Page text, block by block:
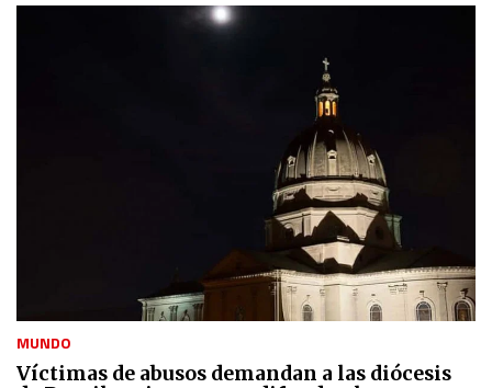
MUNDO
Víctimas de abusos demandan a las diócesis